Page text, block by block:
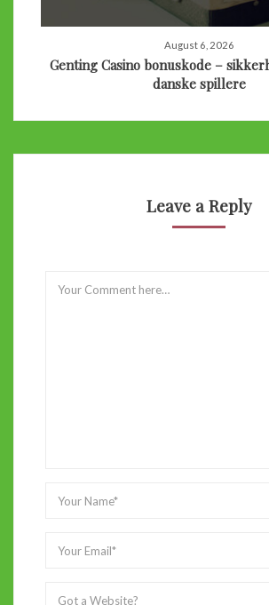
August 6, 2026
Genting Casino bonuskode –
danske spillere
Leave a Reply